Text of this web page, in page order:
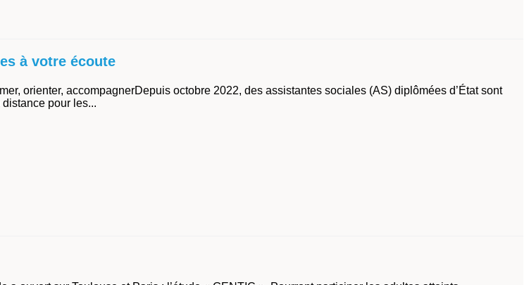
à votre écoute
orienter, accompagnerDepuis octobre 2022, des assistantes sociales (AS) diplômées d’État sont
pour les...